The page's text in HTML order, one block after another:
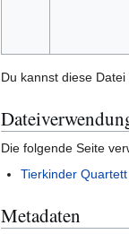
Du kannst diese Datei
Die folgende Seite
Tierkinder Quartett
Metadaten